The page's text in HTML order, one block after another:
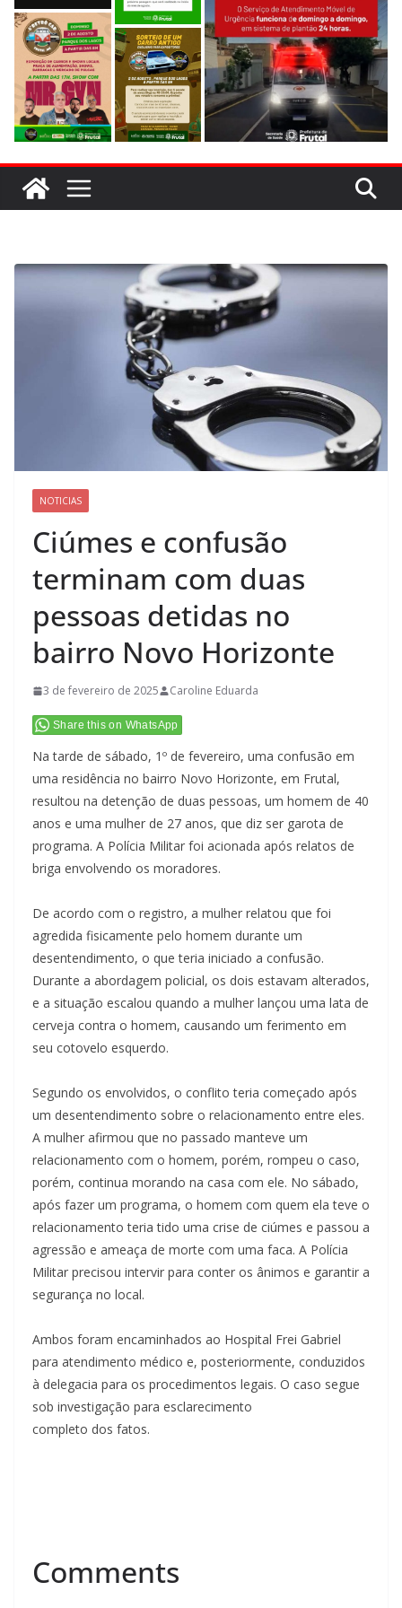
NOTICIAS
Ciúmes e confusão
terminam com duas
pessoas detidas no
bairro Novo Horizonte
3 de fevereiro de 2025 Caroline Eduarda
Share this on WhatsApp
Na tarde de sábado, 1º de fevereiro, uma confusão em
uma residência no bairro Novo Horizonte, em Frutal,
resultou na detenção de duas pessoas, um homem de 40
anos e uma mulher de 27 anos, que diz ser garota de
programa. A Polícia Militar foi acionada após relatos de
briga envolvendo os moradores.
De acordo com o registro, a mulher relatou que foi
agredida fisicamente pelo homem durante um
desentendimento, o que teria iniciado a confusão.
Durante a abordagem policial, os dois estavam alterados,
e a situação escalou quando a mulher lançou uma lata de
cerveja contra o homem, causando um ferimento em
seu cotovelo esquerdo.
Segundo os envolvidos, o conflito teria começado após
um desentendimento sobre o relacionamento entre eles.
A mulher afirmou que no passado manteve um
relacionamento com o homem, porém, rompeu o caso,
porém, continua morando na casa com ele. No sábado,
após fazer um programa, o homem com quem ela teve o
relacionamento teria tido uma crise de ciúmes e passou a
agressão e ameaça de morte com uma faca. A Polícia
Militar precisou intervir para conter os ânimos e garantir a
segurança no local.
Ambos foram encaminhados ao Hospital Frei Gabriel
para atendimento médico e, posteriormente, conduzidos
à delegacia para os procedimentos legais. O caso segue
sob investigação para esclarecimento
completo dos fatos.
Comments